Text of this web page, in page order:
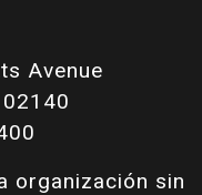
Avenue
organización sin